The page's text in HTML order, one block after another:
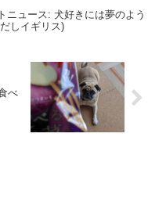
ニュース: 犬好きには夢のよう
しイギリス)
べ